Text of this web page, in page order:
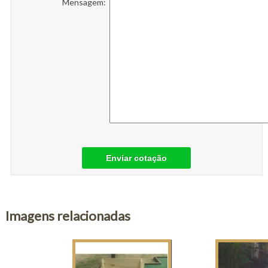
Mensagem:
Enviar cotação
Imagens relacionadas